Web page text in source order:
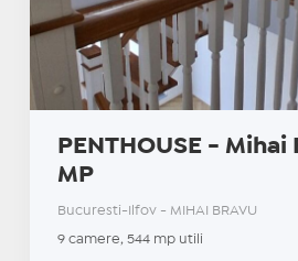
PENTHOUSE -
MP
Bucuresti-Ilfov - MIHAI BRAVU
9 camere, 544 mp utili